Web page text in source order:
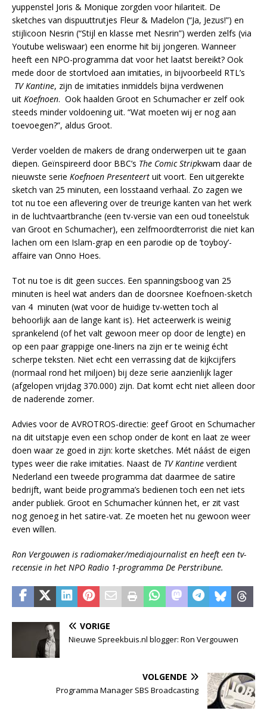
yuppenstel Joris & Monique zorgden voor hilariteit. De
sketches van dispuuttrutjes Fleur & Madelon (“Ja, Jezus!”) en
stijlicoon Nesrin (“Stijl en klasse met Nesrin”) werden zelfs (via
Youtube weliswaar) een enorme hit bij jongeren. Wanneer
heeft een NPO-programma dat voor het laatst bereikt? Ook
mede door de stortvloed aan imitaties, in bijvoorbeeld RTL’s
TV Kantine, zijn de imitaties inmiddels bijna verdwenen
uit Koefnoen. Ook haalden Groot en Schumacher er zelf ook
steeds minder voldoening uit. “Wat moeten wij er nog aan
toevoegen?”, aldus Groot.
Verder voelden de makers de drang onderwerpen uit te gaan
diepen. Geïnspireerd door BBC’s The Comic Stripkwam daar de
nieuwste serie Koefnoen Presenteert uit voort. Een uitgerekte
sketch van 25 minuten, een losstaand verhaal. Zo zagen we
tot nu toe een aflevering over de treurige kanten van het werk
in de luchtvaartbranche (een tv-versie van een oud toneelstuk
van Groot en Schumacher), een zelfmoordterrorist die niet kan
lachen om een Islam-grap en een parodie op de ’toyboy’-
affaire van Onno Hoes.
Tot nu toe is dit geen succes. Een spanningsboog van 25
minuten is heel wat anders dan de doorsnee Koefnoen-sketch
van 4 minuten (wat voor de huidige tv-wetten toch al
behoorlijk aan de lange kant is). Het acteerwerk is weinig
sprankelend (of het valt gewoon meer op door de lengte) en
op een paar grappige one-liners na zijn er te weinig écht
scherpe teksten. Niet echt een verrassing dat de kijkcijfers
(normaal rond het miljoen) bij deze serie aanzienlijk lager
(afgelopen vrijdag 370.000) zijn. Dat komt echt niet alleen door
de naderende zomer.
Advies voor de AVROTROS-directie: geef Groot en Schumacher
na dit uitstapje even een schop onder de kont en laat ze weer
doen waar ze goed in zijn: korte sketches. Mét náást de eigen
types weer die rake imitaties. Naast de TV Kantine verdient
Nederland een tweede programma dat daarmee de satire
bedrijft, want beide programma’s bedienen toch een net iets
ander publiek. Groot en Schumacher kúnnen het, er zit vast
nog genoeg in het satire-vat. Ze moeten het nu gewoon weer
even wíllen.
Ron Vergouwen is radiomaker/mediajournalist en heeft een tv-
recensie in het NPO Radio 1-programma De Perstribune.
VORIGE
Nieuwe Spreekbuis.nl blogger: Ron Vergouwen
VOLGENDE
Programma Manager SBS Broadcasting